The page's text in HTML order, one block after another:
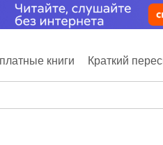
книги Краткий